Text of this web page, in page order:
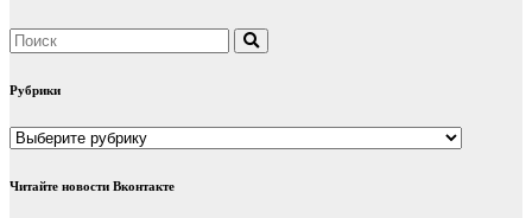
Рубрики
Рубрики
Читайте новости Вконтакте